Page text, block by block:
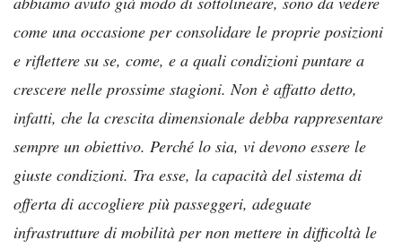
come una occasione per consolidare le proprie posizioni
e riflettere su se, come, e a quali condizioni puntare a
crescere nelle prossime stagioni. Non è affatto detto,
infatti, che la crescita dimensionale debba rappresentare
sempre un obiettivo. Perché lo sia, vi devono essere le
giuste condizioni. Tra esse, la capacità del sistema di
offerta di accogliere più passeggeri, adeguate
infrastrutture di mobilità per non mettere in difficoltà le